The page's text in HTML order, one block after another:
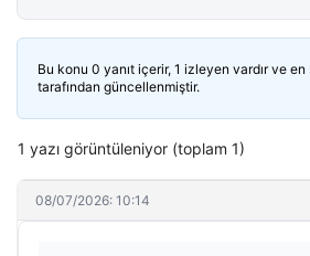
Bu konu 0 yanıt içerir, 1 izleyen vardır ve en
tarafından güncellenmiştir.
1 yazı görüntüleniyor (toplam 1)
08/07/2026: 10:14